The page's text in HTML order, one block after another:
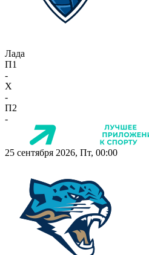
Лада
П1
-
X
-
П2
-
25 сентября 2026, Пт, 00:00